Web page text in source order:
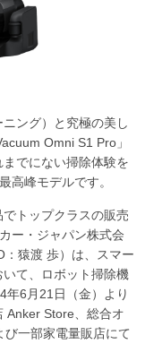
ング）と究極の美し
Omni S1 Pro」
でにない掃除体験を
高峰モデルです。
トップクラスの販売
ー・ジャパン株式会
猿渡 歩）は、スマー
て、ロボット掃除機
年6月21日（金）より
Anker Store、総合オ
一部家電量販店にて